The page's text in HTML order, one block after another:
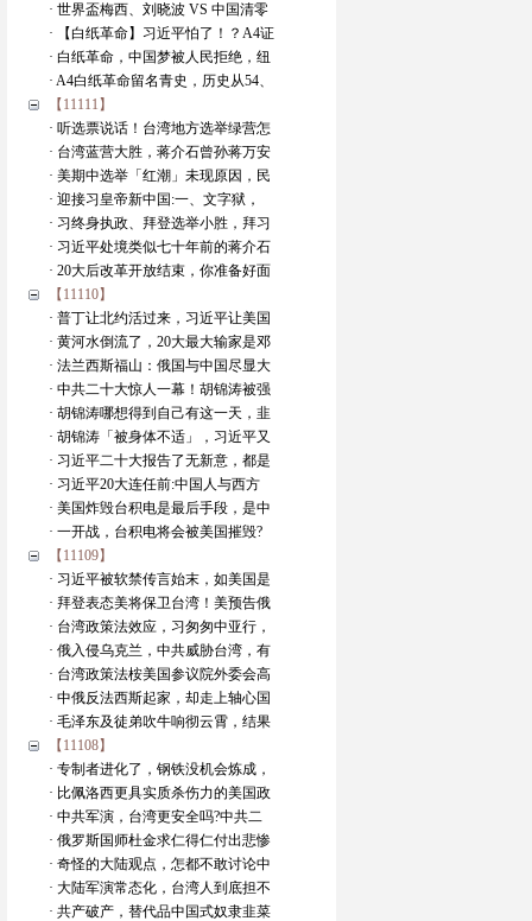
· 世界盃梅西、刘晓波 VS 中国清零
· 【白纸革命】习近平怕了！？A4证
· 白纸革命，中国梦被人民拒绝，纽
· A4白纸革命留名青史，历史从54、
【11111】
· 听选票说话！台湾地方选举绿营怎
· 台湾蓝营大胜，蒋介石曾孙蒋万安
· 美期中选举「红潮」未现原因，民
· 迎接习皇帝新中国:一、文字狱，
· 习终身执政、拜登选举小胜，拜习
· 习近平处境类似七十年前的蒋介石
· 20大后改革开放结束，你准备好面
【11110】
· 普丁让北约活过来，习近平让美国
· 黄河水倒流了，20大最大输家是邓
· 法兰西斯福山：俄国与中国尽显大
· 中共二十大惊人一幕！胡锦涛被强
· 胡锦涛哪想得到自己有这一天，韭
· 胡锦涛「被身体不适」，习近平又
· 习近平二十大报告了无新意，都是
· 习近平20大连任前:中国人与西方
· 美国炸毁台积电是最后手段，是中
· 一开战，台积电将会被美国摧毁?
【11109】
· 习近平被软禁传言始末，如美国是
· 拜登表态美将保卫台湾！美预告俄
· 台湾政策法效应，习匆匆中亚行，
· 俄入侵乌克兰，中共威胁台湾，有
· 台湾政策法桉美国参议院外委会高
· 中俄反法西斯起家，却走上轴心国
· 毛泽东及徒弟吹牛响彻云霄，结果
【11108】
· 专制者进化了，钢铁没机会炼成，
· 比佩洛西更具实质杀伤力的美国政
· 中共军演，台湾更安全吗?中共二
· 俄罗斯国师杜金求仁得仁付出悲惨
· 奇怪的大陆观点，怎都不敢讨论中
· 大陆军演常态化，台湾人到底担不
· 共产破产，替代品中国式奴隶韭菜